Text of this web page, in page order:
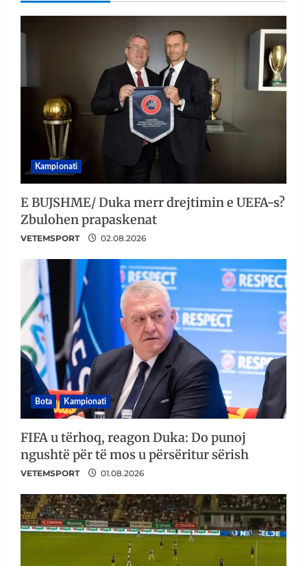
Kampionati
E BUJSHME/ Duka merr drejtimin e UEFA-s?
Zbulohen prapaskenat
VETEMSPORT 02.08.2026
Bota Kampionati
FIFA u tërhoq, reagon Duka: Do punoj
ngushtë për të mos u përsëritur sërish
VETEMSPORT 01.08.2026